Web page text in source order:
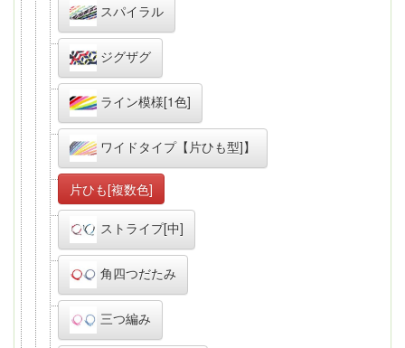
スパイラル
ジグザグ
ライン模様[1色]
ワイドタイプ【片ひも型]】
片ひも[複数色]
ストライプ[中]
角四つだたみ
三つ編み